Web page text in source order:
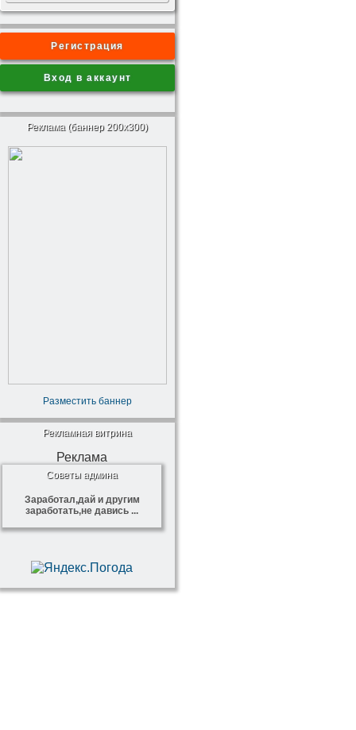
Регистрация
Вход в аккаунт
Реклама (баннер 200x300)
Разместить баннер
Рекламная витрина
Реклама
Советы админа
Заработал,дай и другим
заработать,не давись ...